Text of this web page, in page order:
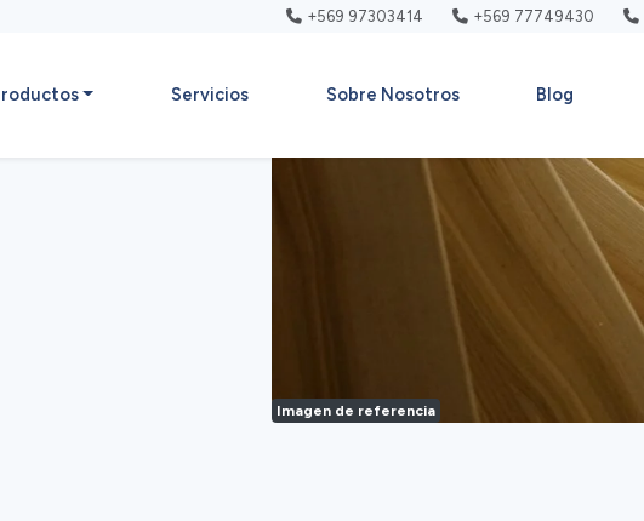
+569 97303414 +569 77749430
Servicios Sobre Nosotros Blog
Imagen de referencia